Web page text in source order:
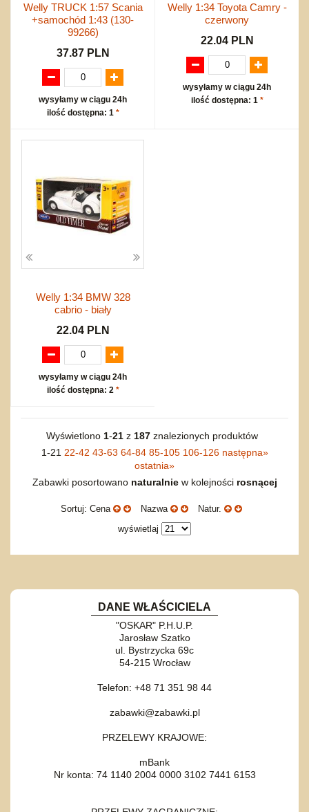
Welly TRUCK 1:57 Scania
+samochód 1:43 (130-
99266)
37.87 PLN
wysyłamy w ciągu 24h
ilość dostępna: 1 *
Welly 1:34 Toyota Camry -
czerwony
22.04 PLN
wysyłamy w ciągu 24h
ilość dostępna: 1 *
Welly 1:34 BMW 328
cabrio - biały
22.04 PLN
wysyłamy w ciągu 24h
ilość dostępna: 2 *
Wyświetlono 1-21z 187znalezionych produktów
1-21 22-42 43-63 64-84 85-105 106-126 następna»
ostatnia»
Zabawki posortowano naturalniew kolejności rosnącej
Sortuj: Cena Nazwa
Natur.
wyświetlaj
DANE WŁAŚCICIELA
"OSKAR" P.H.U.P.
Jarosław Szatko
ul. Bystrzycka 69c
54-215 Wrocław
Telefon: +48 71 351 98 44
zabawki@zabawki.pl
PRZELEWY KRAJOWE:
mBank
Nr konta: 74 1140 2004 0000 3102 7441 6153